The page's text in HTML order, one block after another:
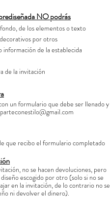
NO podrás
de los elementos o texto
por otros
información de la establecida
de la invitación
un formulario que debe ser llenado y
parteconestilo@gmail.com
que recibo el formulario completado
no se hacen devoluciones, pero
escogido por otro (solo si no se
en la invitación, de lo contrario no se
ni devolver el dinero).